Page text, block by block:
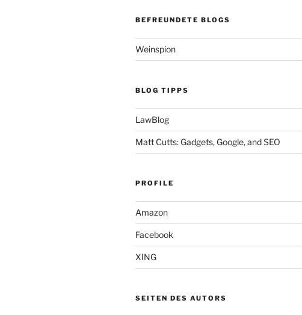
BEFREUNDETE BLOGS
Weinspion
BLOG TIPPS
LawBlog
Matt Cutts: Gadgets, Google, and SEO
PROFILE
Amazon
Facebook
XING
SEITEN DES AUTORS